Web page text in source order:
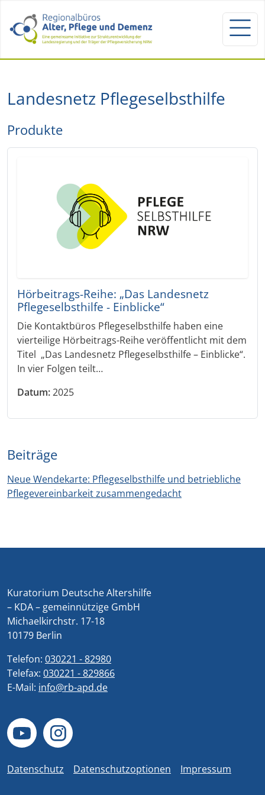
Landesnetz Pflegeselbsthilfe
Produkte
Hörbeitrags-Reihe: „Das Landesnetz
Pflegeselbsthilfe - Einblicke“
Die Kontaktbüros Pflegeselbsthilfe haben eine
vierteilige Hörbeitrags-Reihe veröffentlicht mit dem
Titel „Das Landesnetz Pflegeselbsthilfe – Einblicke“.
In vier Folgen teilt…
Datum:2025
Beiträge
Neue Wendekarte: Pflegeselbsthilfe und betriebliche
Pflegevereinbarkeit zusammengedacht
Kuratorium Deutsche Altershilfe
– KDA – gemeinnützige GmbH
Michaelkirchstr. 17-18
10179 Berlin
Telefon: 030221 - 82980
Telefax: 030221 - 829866
E-Mail: info@rb-apd.de
Datenschutz Datenschutzoptionen Impressum